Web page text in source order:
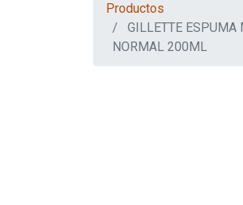
Productos
GILLETTE ESPUMA
NORMAL 200ML